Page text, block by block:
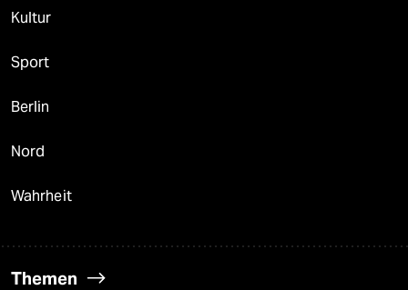
Kultur
Sport
Berlin
Nord
Wahrheit
Themen